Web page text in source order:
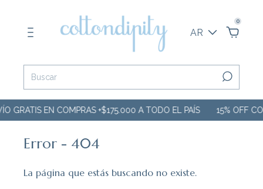
AR
0
GRATIS EN COMPRAS +$175.000 A TODO EL PAÍS 15% OFF
Error - 404
La página que estás buscando no existe.